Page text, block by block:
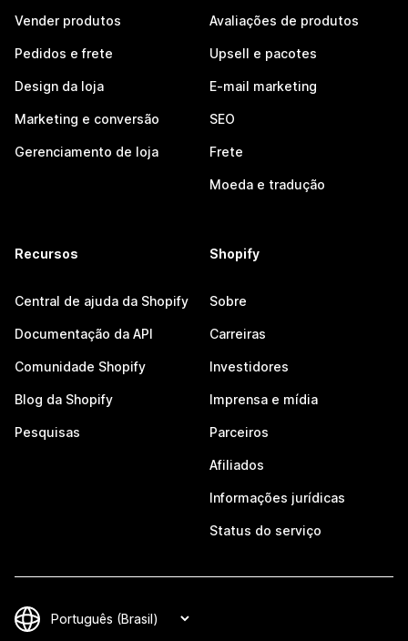
Vender produtos
Pedidos e frete
Design da loja
Marketing e conversão
Gerenciamento de loja
Avaliações de produtos
Upsell e pacotes
E-mail marketing
SEO
Frete
Moeda e tradução
Recursos
Central de ajuda da Shopify
Documentação da API
Comunidade Shopify
Blog da Shopify
Pesquisas
Shopify
Sobre
Carreiras
Investidores
Imprensa e mídia
Parceiros
Afiliados
Informações jurídicas
Status do serviço